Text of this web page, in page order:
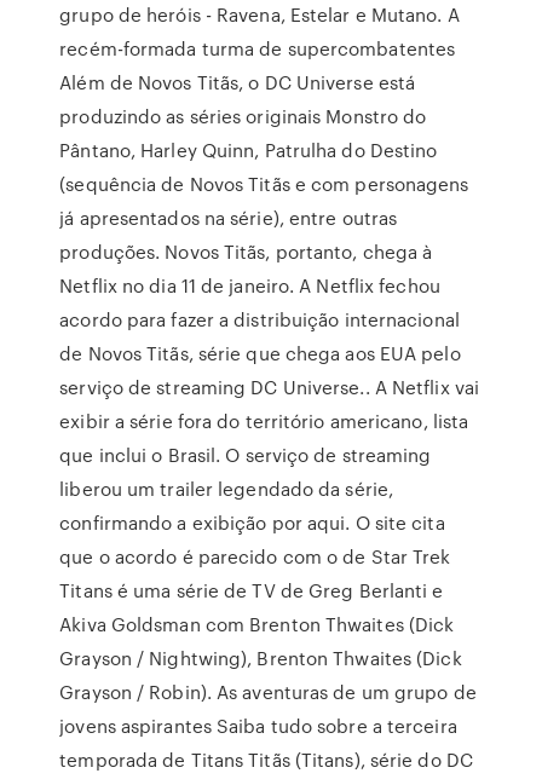
grupo de heróis - Ravena, Estelar e Mutano. A
recém-formada turma de supercombatentes
Além de Novos Titãs, o DC Universe está
produzindo as séries originais Monstro do
Pântano, Harley Quinn, Patrulha do Destino
(sequência de Novos Titãs e com personagens
já apresentados na série), entre outras
produções. Novos Titãs, portanto, chega à
Netflix no dia 11 de janeiro. A Netflix fechou
acordo para fazer a distribuição internacional
de Novos Titãs, série que chega aos EUA pelo
serviço de streaming DC Universe.. A Netflix vai
exibir a série fora do território americano, lista
que inclui o Brasil. O serviço de streaming
liberou um trailer legendado da série,
confirmando a exibição por aqui. O site cita
que o acordo é parecido com o de Star Trek
Titans é uma série de TV de Greg Berlanti e
Akiva Goldsman com Brenton Thwaites (Dick
Grayson / Nightwing), Brenton Thwaites (Dick
Grayson / Robin). As aventuras de um grupo de
jovens aspirantes Saiba tudo sobre a terceira
temporada de Titans Titãs (Titans), série do DC